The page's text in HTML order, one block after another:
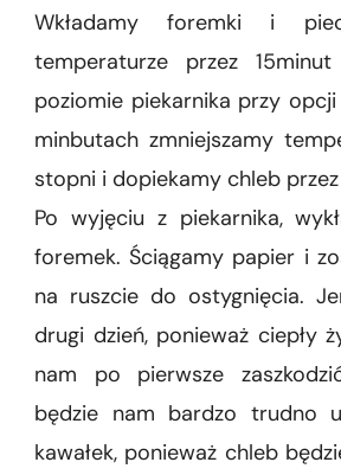
Wkładamy foremki i
temperaturze przez
poziomie piekarnika przy opcji
minbutach zmniejszamy
stopni i dopiekamy chleb
Po wyjęciu z piekarnika,
foremek. Ściągamy papier i
na ruszcie do ostygnięcia.
drugi dzień, ponieważ ciepły
nam po pierwsze
będzie nam bardzo trudno
kawałek, ponieważ chleb